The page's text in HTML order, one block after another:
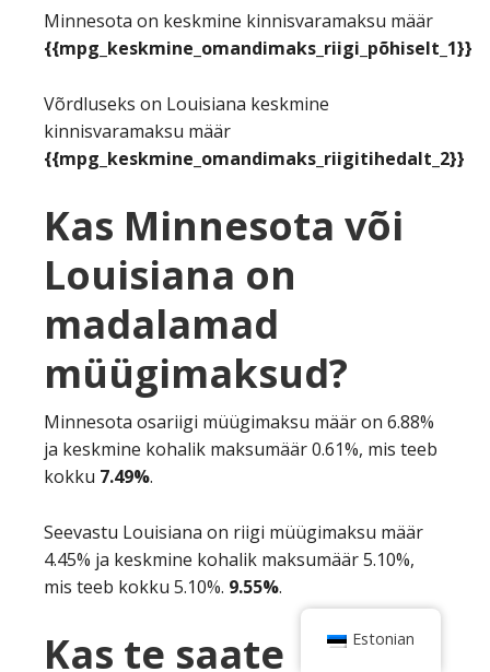
Minnesota on keskmine kinnisvaramaksu määr
{{mpg_keskmine_omandimaks_riigi_põhiselt_1}}
Võrdluseks on Louisiana keskmine
kinnisvaramaksu määr
{{mpg_keskmine_omandimaks_riigitihedalt_2}}
Kas Minnesota või
Louisiana on
madalamad
müügimaksud?
Minnesota osariigi müügimaksu määr on 6.88%
ja keskmine kohalik maksumäär 0.61%, mis teeb
kokku 7.49%.
Seevastu Louisiana on riigi müügimaksu määr
4.45% ja keskmine kohalik maksumäär 5.10%,
mis teeb kokku 5.10%. 9.55%.
Kas te saate Estonian